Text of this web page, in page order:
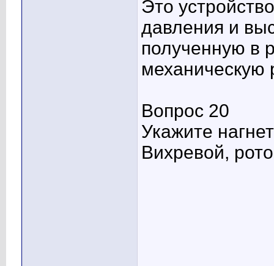
Это
давления и
полученную в
механическую
Вопрос 20
Укажите
Вихревой,